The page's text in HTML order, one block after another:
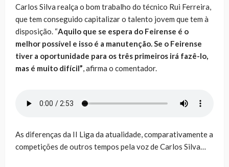
Carlos Silva realça o bom trabalho do técnico Rui Ferreira,
que tem conseguido capitalizar o talento jovem que tem à
disposição. “Aquilo que se espera do Feirense é o
melhor possível e isso é a manutenção. Se o Feirense
tiver a oportunidade para os três primeiros irá fazê-lo,
mas é muito difícil”, afirma o comentador.
As diferenças da II Liga da atualidade, comparativamente a
competições de outros tempos pela voz de Carlos Silva…